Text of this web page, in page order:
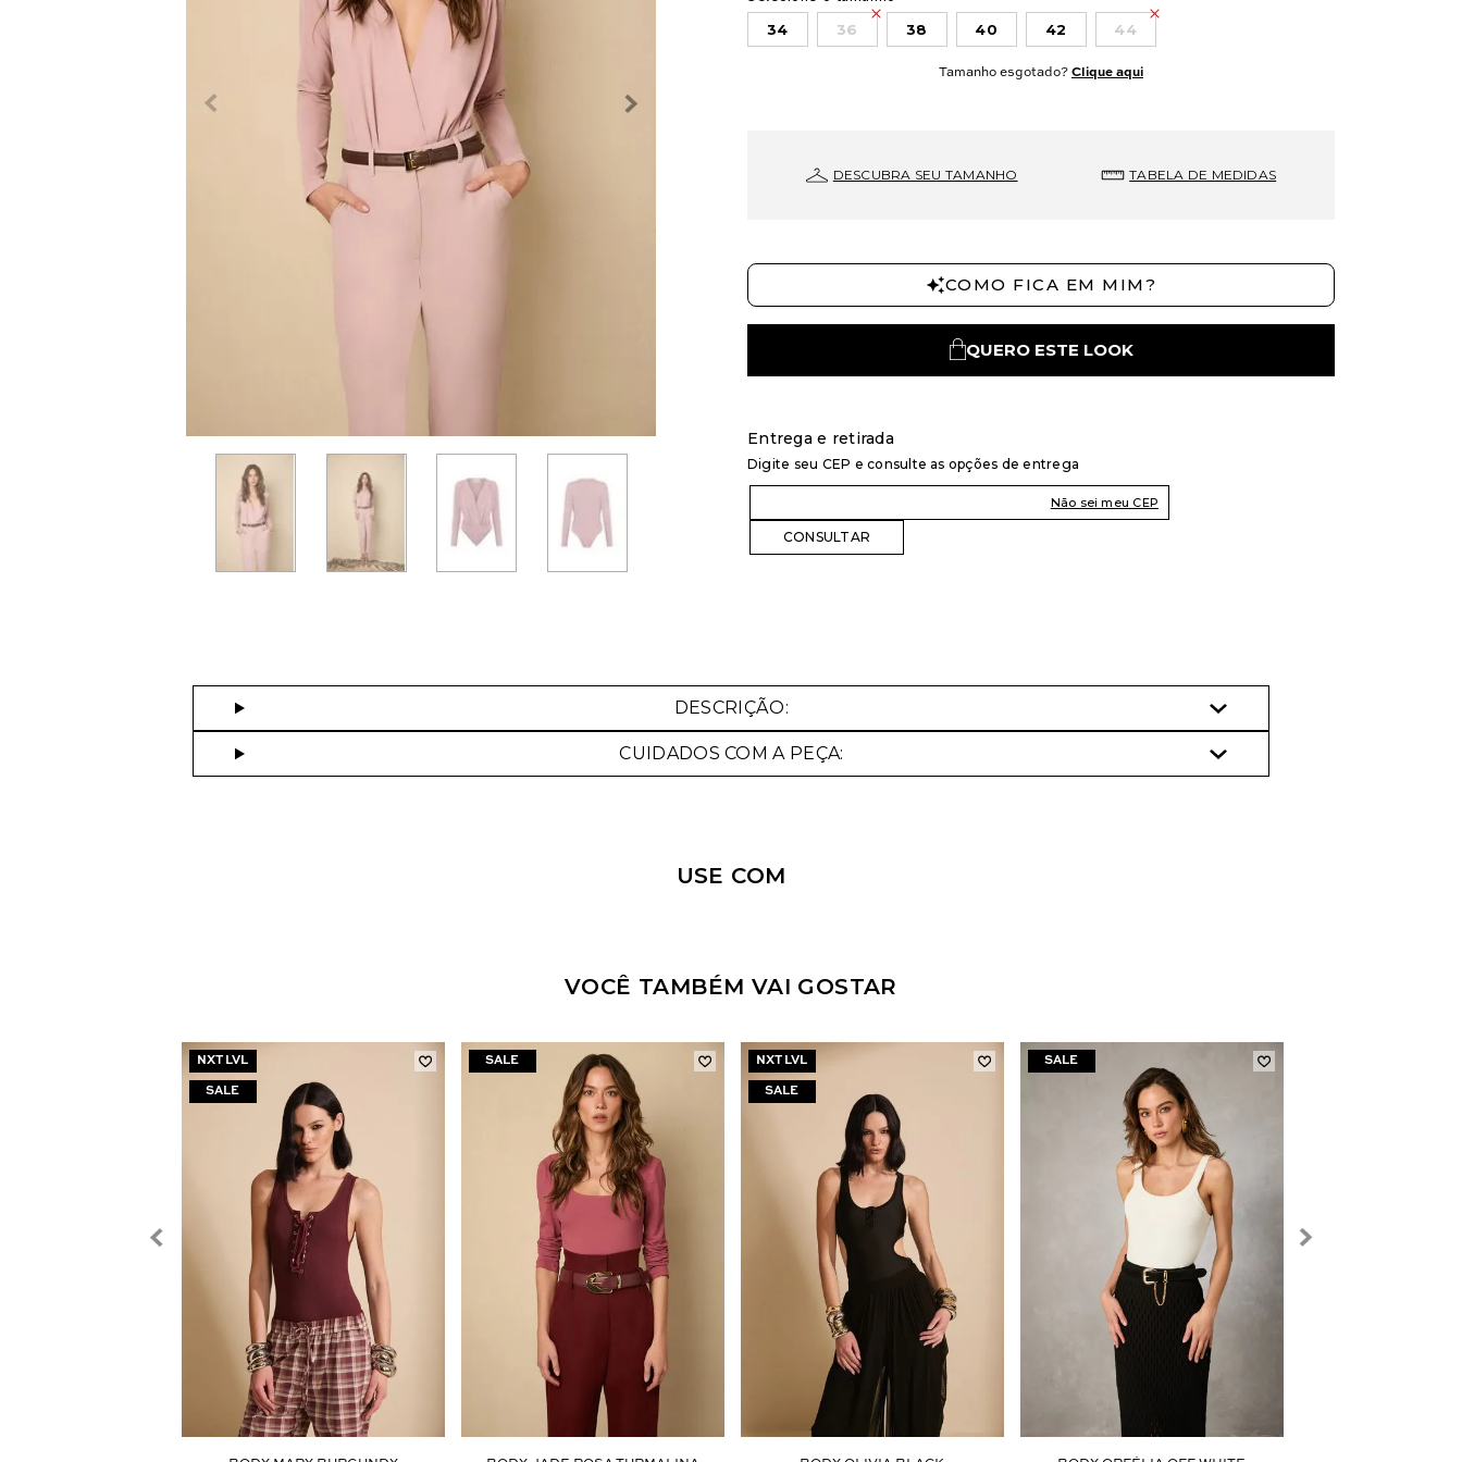
Nossa personal shopper
Selecione o tamanho que você deseja:
34 36 38 40 42 44
Tamanho esgotado? Clique aqui
DESCUBRA SEU TAMANHO TABELA DE MEDIDAS
COMO FICA EM MIM?
QUERO ESTE LOOK
Entrega e retirada
Digite seu CEP e consulte as opções de entrega
Não sei meu CEP
DESCRIÇÃO:
CUIDADOS COM A PEÇA:
USE COM
VOCÊ TAMBÉM VAI GOSTAR
NXT LVL NXT LVL